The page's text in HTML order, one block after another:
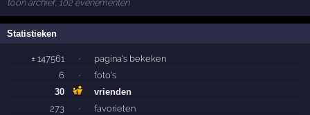
toon archief, 102 evenementen
Statistieken
± 147561 ·
pagina's bekeken
6
·
foto's
30
vrienden
273
·
favorieten